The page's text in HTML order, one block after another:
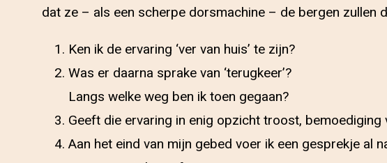
dat ze – als een scherpe dorsmachine – de bergen zullen
Ken ik de ervaring ‘ver van huis’ te zijn?
Was er daarna sprake van ‘terugkeer’?
Langs welke weg ben ik toen gegaan?
Geeft die ervaring in enig opzicht troost, bemoediging
Aan het eind van mijn gebed voer ik een gesprekje al